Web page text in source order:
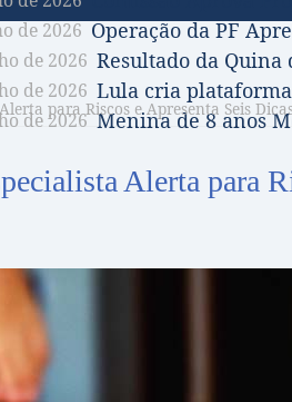
de 2026 Operação da PF
de 2026 Resultado da Quina
de 2026 Lula cria
de 2026 Menina de 8 anos
para Riscos e Apresenta Seis
Alerta para